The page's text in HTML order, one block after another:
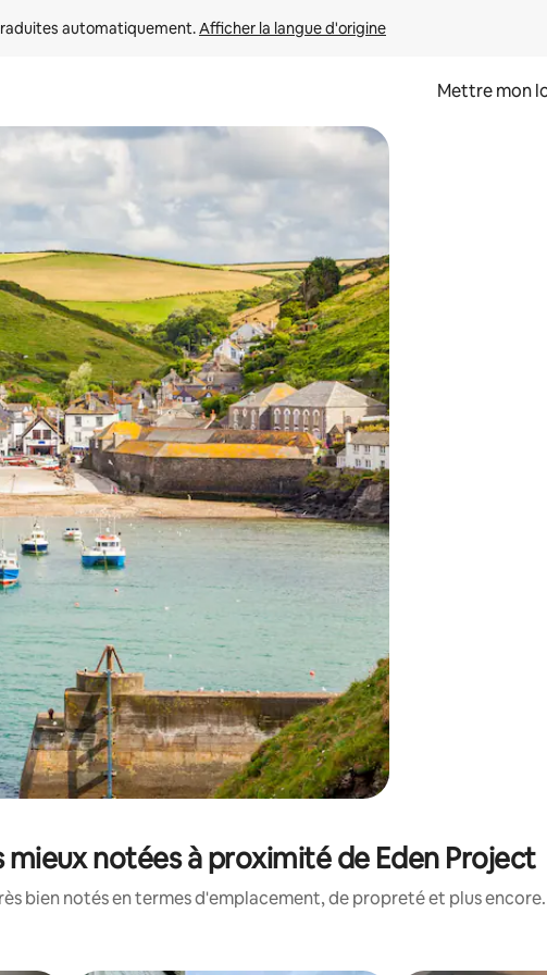
automatiquement. Afficher la langue d'origine
Mettre mon
pour les parcourir ou en appuyant et en faisant glisser.
notées à proximité de Eden Project
bien notés en termes d'emplacement, de propreté et plus encore.